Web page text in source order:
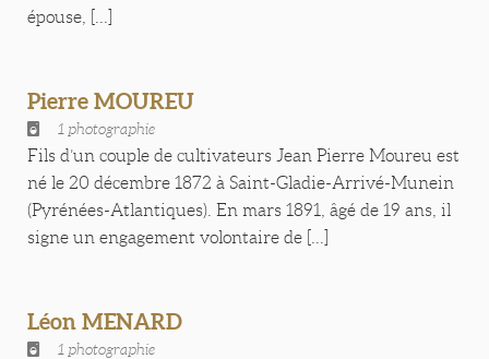
épouse, [...]
Pierre MOUREU
1 photographie
Fils d’un couple de cultivateurs Jean Pierre Moureu est
né le 20 décembre 1872 à Saint-Gladie-Arrivé-Munein
(Pyrénées-Atlantiques). En mars 1891, âgé de 19 ans, il
signe un engagement volontaire de [...]
Léon MENARD
1 photographie